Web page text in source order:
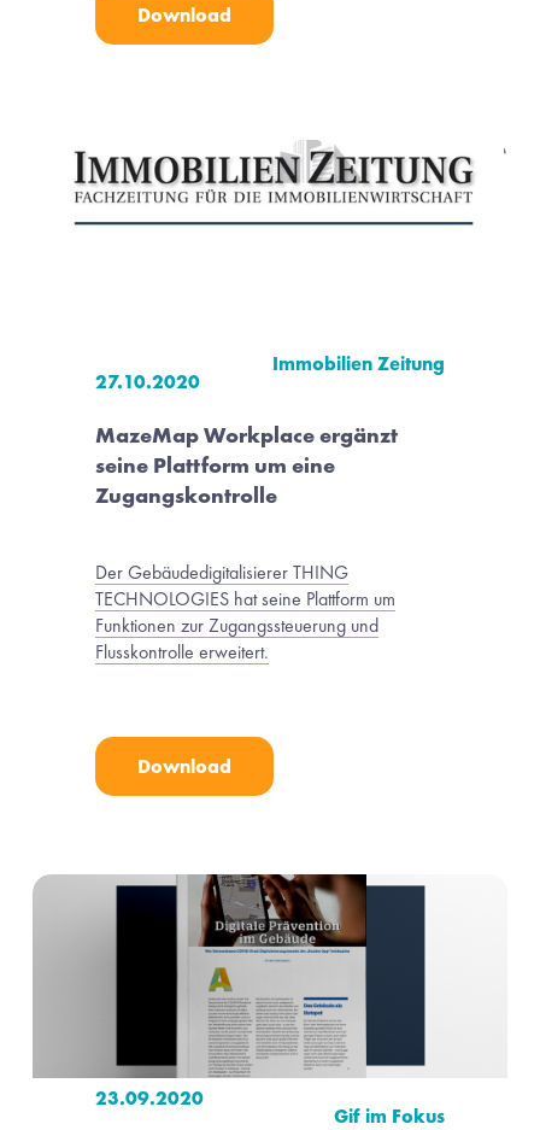
Download
27.10.2020
Immobilien Zeitung
MazeMap Workplace ergänzt
seine Plattform um eine
Zugangskontrolle
Der Gebäudedigitalisierer THING
TECHNOLOGIES hat seine Plattform um
Funktionen zur Zugangssteuerung und
Flusskontrolle erweitert.
Download
23.09.2020
Gif im Fokus